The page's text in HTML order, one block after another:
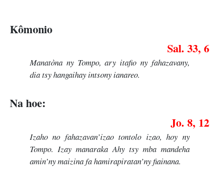
Kômonio
Sal. 33, 6
Manatòna ny Tompo, ary itafio ny fahazavany,
dia tsy hangaihay intsony ianareo.
Na hoe:
Jo. 8, 12
Izaho no fahazavan’izao tontolo izao, hoy ny
Tompo. Izay manaraka Ahy tsy mba mandeha
amin’ny maizina fa hamirapiratan’ny fiainana.